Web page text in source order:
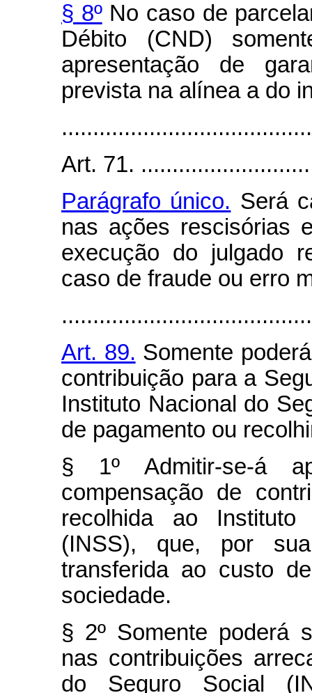
§ 8ºNo caso de
Débito (CND)
apresentação de
prevista na alínea a do
Art. 71.
Parágrafo único. Será
nas ações rescisórias
execução do julgado
caso de fraude ou erro
Art. 89. Somente
contribuição para a
Instituto Nacional do
de pagamento ou
§ 1º Admitir-se-á
compensação de
recolhida ao
(INSS), que, por
transferida ao custo
sociedade.
§ 2º Somente poderá
nas contribuições
do Seguro Social